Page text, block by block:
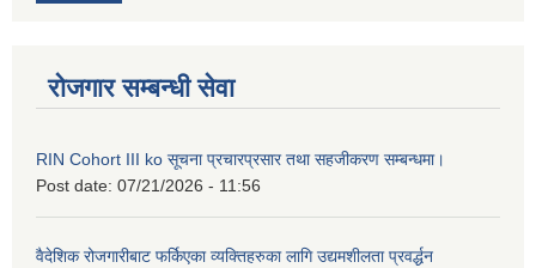
रोजगार सम्बन्धी सेवा
RIN Cohort III ko सूचना प्रचारप्रसार तथा सहजीकरण सम्बन्धमा।
Post date: 07/21/2026 - 11:56
वैदेशिक रोजगारीबाट फर्किएका व्यक्तिहरुका लागि उद्यमशीलता प्रवर्द्धन